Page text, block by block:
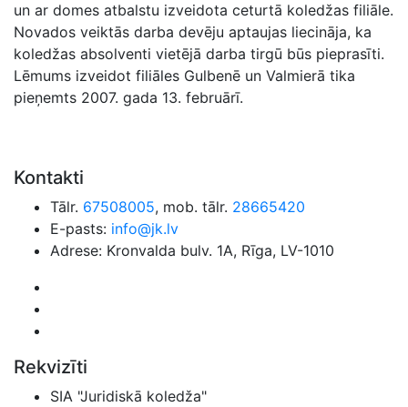
un ar domes atbalstu izveidota ceturtā koledžas filiāle.
Novados veiktās darba devēju aptaujas liecināja, ka
koledžas absolventi vietējā darba tirgū būs pieprasīti.
Lēmums izveidot filiāles Gulbenē un Valmierā tika
pieņemts 2007. gada 13. februārī.
Kontakti
Tālr. 67508005, mob. tālr. 28665420
E-pasts: info@jk.lv
Adrese: Kronvalda bulv. 1A, Rīga, LV-1010
Rekvizīti
SIA "Juridiskā koledža"